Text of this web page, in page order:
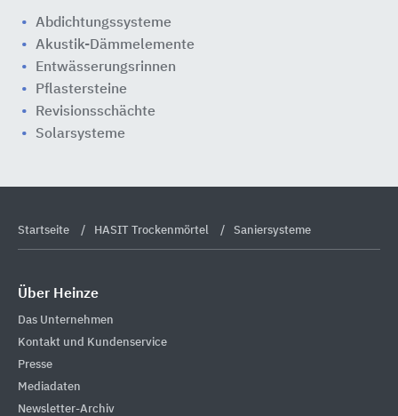
Abdichtungssysteme
Akustik-Dämmelemente
Entwässerungsrinnen
Pflastersteine
Revisionsschächte
Solarsysteme
Startseite HASIT Trockenmörtel Saniersysteme
Über Heinze
Das Unternehmen
Kontakt und Kundenservice
Presse
Mediadaten
Newsletter-Archiv